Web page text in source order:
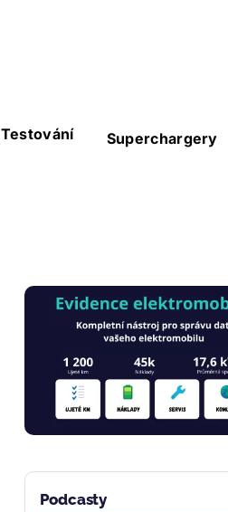
Testování Superchargery
Obrázek
Podcasty